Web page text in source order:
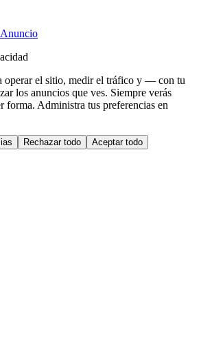
operar el sitio, medir el tráfico y — con tu
los anuncios que ves. Siempre verás
forma. Administra tus preferencias en
Rechazar todo Aceptar todo